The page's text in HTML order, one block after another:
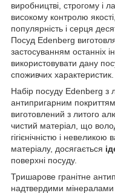
виробництві, строгому і
високому контролю
популярність і серця
Посуд Edenberg
застосуванням останніх
використовувати дану
споживчих характеристик.
Набір посуду Edenberg з
антипригарним
виготовлений з литого
чистий матеріал, що
гігієнічністю і
матеріалу, досягається
поверхні посуду.
Тришарове гранітне
надтвердими мінералами